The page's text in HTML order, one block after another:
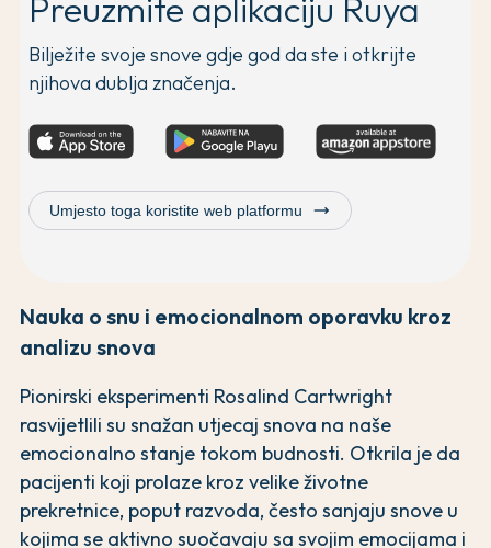
Preuzmite aplikaciju Ruya
Bilježite svoje snove gdje god da ste i otkrijte
njihova dublja značenja.
Umjesto toga koristite web platformu trending_flat
Nauka o snu i emocionalnom oporavku kroz
analizu snova
Pionirski eksperimenti Rosalind Cartwright
rasvijetlili su snažan utjecaj snova na naše
emocionalno stanje tokom budnosti. Otkrila je da
pacijenti koji prolaze kroz velike životne
prekretnice, poput razvoda, često sanjaju snove u
kojima se aktivno suočavaju sa svojim emocijama i